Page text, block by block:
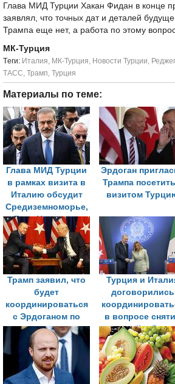
Глава МИД Турции Хакан Фидан в конце
заявлял, что точных дат и деталей
Трампа еще нет, а работа по этому
МК-Турция
Tеги: Италия, МК-Турция, Новости Турции,
ТАСС, Трамп, Турция
Материалы по теме:
Глава МИД Турции
в рамках визита в
Италию обсудит
Средиземноморье,
Газу, Украину и
НАТО
Эрдоган
Трампа
визитом
Трамп заявил, что
будет
координироваться
с Эрдоганом по
урегулированию
кризиса на Украине
Турция и
договорились
в вопросе
санкций с